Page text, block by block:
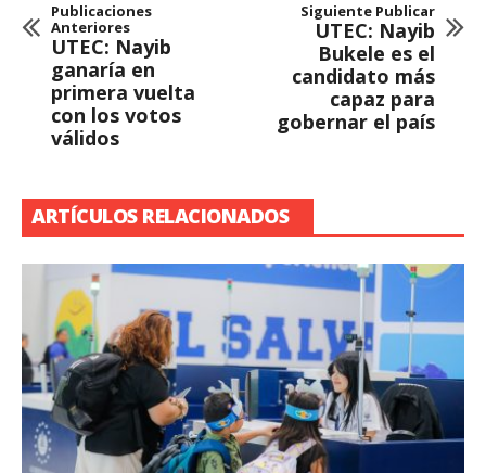
Publicaciones
Anteriores
UTEC: Nayib
ganaría en
primera vuelta
con los votos
válidos
Siguiente Publicar
UTEC: Nayib
Bukele es el
candidato más
capaz para
gobernar el país
ARTÍCULOS RELACIONADOS